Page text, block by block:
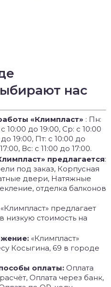
нас
«Климпласт» : Пн:
10:00 до 19:00, Ср: с 10:00
19:00, Пт: с 10:00 до
Вс: с 11:00 до 17:00.
предлагается:
под заказ, Корпусная
двери, Натяжные
отделка балконов
«Климпласт» предлагает
низкую стоимость на
«Климпласт»
Косыгина, 69 в городе
оплаты: Оплата
Оплата через банк,